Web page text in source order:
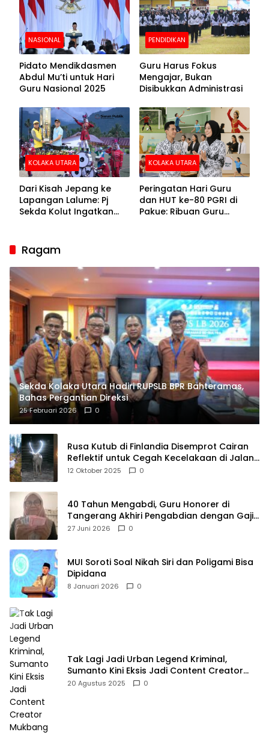
NASIONAL
Pidato Mendikdasmen
Abdul Mu’ti untuk Hari
Guru Nasional 2025
PENDIDIKAN
Guru Harus Fokus
Mengajar, Bukan
Disibukkan Administrasi
KOLAKA UTARA
Dari Kisah Jepang ke
Lapangan Lalume: Pj
Sekda Kolut Ingatkan
KOLAKA UTARA
Peringatan Hari Guru
dan HUT ke-80 PGRI di
Pakue: Ribuan Guru
Ragam
Sekda Kolaka Utara Hadiri RUPSLB BPR Bahteramas,
Bahas Pergantian Direksi
25 Februari 2026 0
Rusa Kutub di Finlandia Disemprot Cairan
Reflektif untuk Cegah Kecelakaan di Jalan
Raya
12 Oktober 2025 0
40 Tahun Mengabdi, Guru Honorer di
Tangerang Akhiri Pengabdian dengan Gaji
Rp414 Ribu
27 Juni 2026 0
MUI Soroti Soal Nikah Siri dan Poligami Bisa
Dipidana
8 Januari 2026 0
Tak Lagi Jadi Urban Legend Kriminal,
Sumanto Kini Eksis Jadi Content Creator
Mukbang
20 Agustus 2025 0